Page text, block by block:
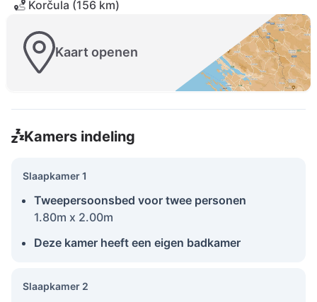
Korčula (156 km)
Kaart openen
Kamers indeling
Slaapkamer 1
Tweepersoonsbed voor twee personen
1.80m x 2.00m
Deze kamer heeft een eigen badkamer
Slaapkamer 2